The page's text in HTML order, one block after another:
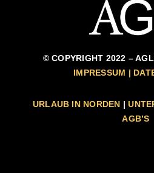
© COPYRIGHT 2022 –
IMPRESSUM |
URLAUB IN NORDEN |
AGB’S